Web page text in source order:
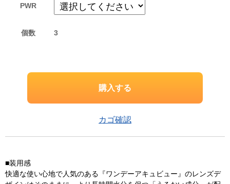
PWR
個数 3
カゴ確認
■装用感
快適な使い心地で人気のある『ワンデーアキュビュー』のレンズデ